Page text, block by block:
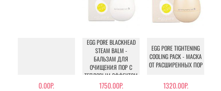
0.00Р.
EGG PORE BLACKHEAD
STEAM BALM -
БАЛЬЗАМ ДЛЯ
ОЧИЩЕНИЯ ПОР С
ТЕПЛОВЫМ ЭФФЕКТОМ
1750.00Р.
EGG PORE TIGHTENING
COOLING PACK - МАСКА
ОТ РАСШИРЕННЫХ ПОР
1320.00Р.